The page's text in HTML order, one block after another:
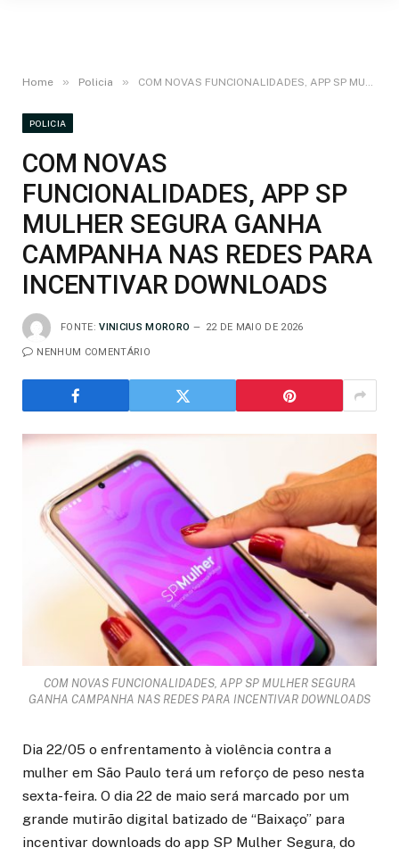
Home » Policia » COM NOVAS FUNCIONALIDADES, APP SP MULHER SEGURA GANHA CAMPANHA NAS REDES PARA INCENTIVAR DOWNLOADS
POLICIA
COM NOVAS
FUNCIONALIDADES, APP SP
MULHER SEGURA GANHA
CAMPANHA NAS REDES PARA
INCENTIVAR DOWNLOADS
FONTE: VINICIUS MORORO 22 DE MAIO DE 2026
NENHUM COMENTÁRIO
COM NOVAS FUNCIONALIDADES, APP SP MULHER SEGURA
GANHA CAMPANHA NAS REDES PARA INCENTIVAR DOWNLOADS
Dia 22/05 o enfrentamento à violência contra a
mulher em São Paulo terá um reforço de peso nesta
sexta-feira. O dia 22 de maio será marcado por um
grande mutirão digital batizado de “Baixaço” para
incentivar downloads do app SP Mulher Segura, do